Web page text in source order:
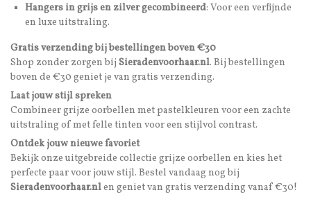
Hangers in grijs en zilver gecombineerd: Voor een verfijnde
en luxe uitstraling.
Gratis verzending bij bestellingen boven €30
Shop zonder zorgen bij Sieradenvoorhaar.nl. Bij bestellingen
boven de €30 geniet je van gratis verzending.
Laat jouw stijl spreken
Combineer grijze oorbellen met pastelkleuren voor een zachte
uitstraling of met felle tinten voor een stijlvol contrast.
Ontdek jouw nieuwe favoriet
Bekijk onze uitgebreide collectie grijze oorbellen en kies het
perfecte paar voor jouw stijl. Bestel vandaag nog bij
Sieradenvoorhaar.nlen geniet van gratis verzending vanaf €30!